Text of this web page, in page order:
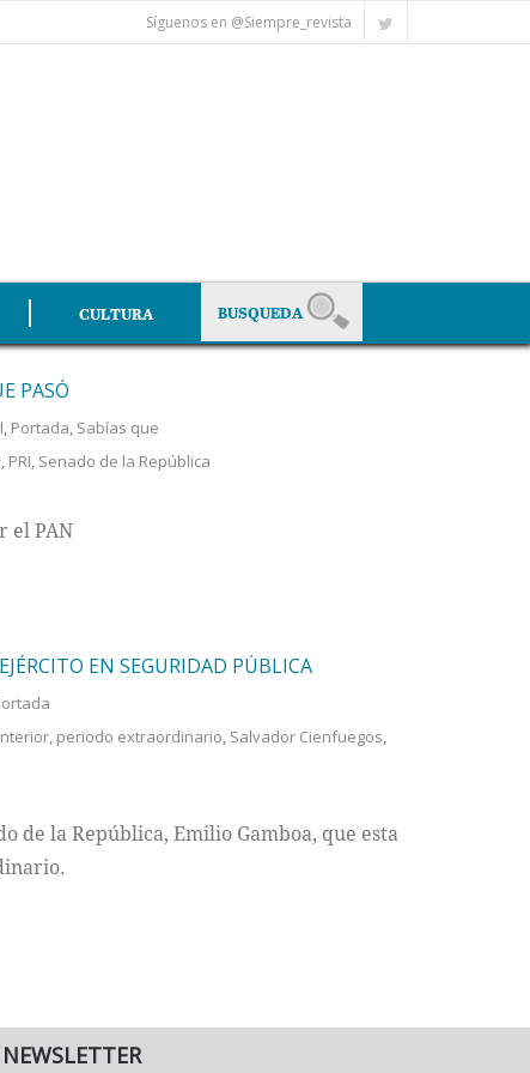
Síguenos en @Siempre_revista
CULTURA
PASÓ
, Portada, Sabías que
, PRI, Senado de la República
el PAN
EN SEGURIDAD PÚBLICA
, periodo extraordinario, Salvador Cienfuegos,
de la República, Emilio Gamboa, que esta